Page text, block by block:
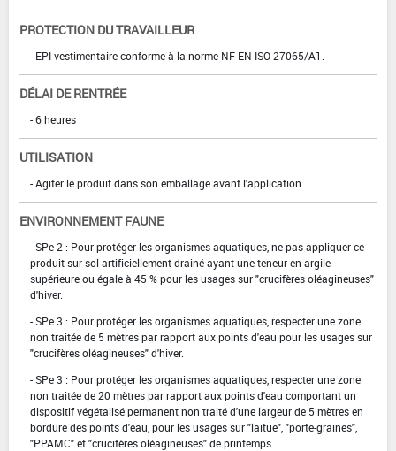
PROTECTION DU TRAVAILLEUR
- EPI vestimentaire conforme à la norme NF EN ISO 27065/A1.
DÉLAI DE RENTRÉE
- 6 heures
UTILISATION
- Agiter le produit dans son emballage avant l'application.
ENVIRONNEMENT FAUNE
- SPe 2 : Pour protéger les organismes aquatiques, ne pas appliquer ce
produit sur sol artificiellement drainé ayant une teneur en argile
supérieure ou égale à 45 % pour les usages sur "crucifères oléagineuses"
d'hiver.
- SPe 3 : Pour protéger les organismes aquatiques, respecter une zone
non traitée de 5 mètres par rapport aux points d'eau pour les usages sur
"crucifères oléagineuses" d'hiver.
- SPe 3 : Pour protéger les organismes aquatiques, respecter une zone
non traitée de 20 mètres par rapport aux points d'eau comportant un
dispositif végétalisé permanent non traité d'une largeur de 5 mètres en
bordure des points d'eau, pour les usages sur "laitue", "porte-graines",
"PPAMC" et "crucifères oléagineuses" de printemps.